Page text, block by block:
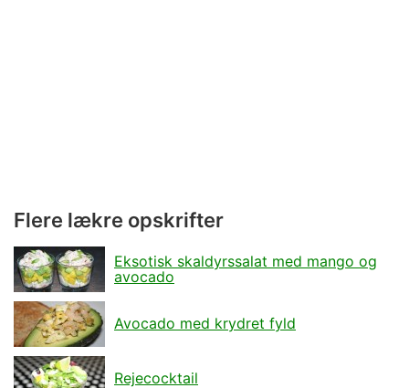
Flere lækre opskrifter
Eksotisk skaldyrssalat med mango og
avocado
Avocado med krydret fyld
Rejecocktail